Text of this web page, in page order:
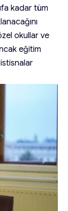
kadar tüm
okullar ve
eğitim